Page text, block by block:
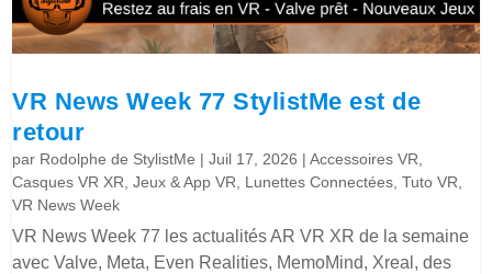
VR News Week 77 StylistMe est de
retour
par Rodolphe de StylistMe |Juil 17, 2026 |Accessoires VR,
Casques VR XR,Jeux & App VR, Lunettes Connectées,Tuto VR,
VR News Week
VR News Week 77 les actualités AR VR XR de la semaine
avec Valve, Meta, Even Realities, MemoMind, Xreal, des